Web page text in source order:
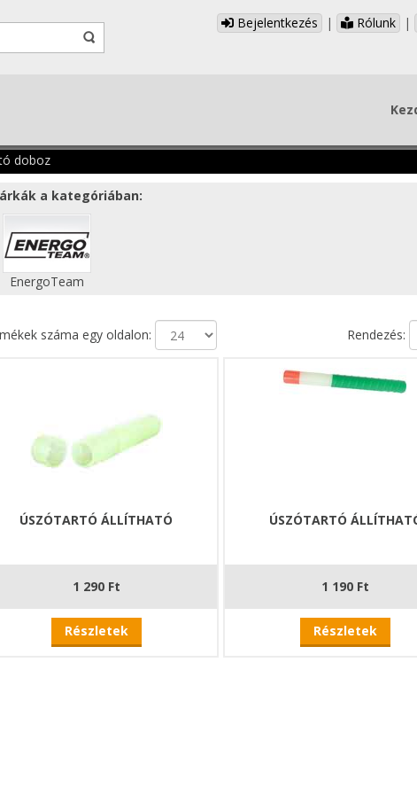
Bejelentkezés | Rólunk |
doboz
a kategóriában:
EnergoTeam
száma egy oldalon: Rendezés:
ÚSZÓTARTÓ ÁLLÍTHATÓ
1 290 Ft
Részletek
ÚSZÓTARTÓ
1 190 Ft
Részletek